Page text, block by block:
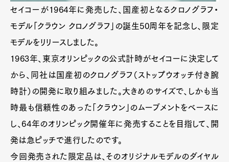
セイコーが1964年に発売した、国産初となるクロノグラフ・
モデル「クラウン クロノグラフ」の誕生50周年を記念し、限定
モデルをリリースしました。
1963年、東京オリンピックの公式計時がセイコーに決定して
から、同社は国産初のクロノグラフ（ストップウオッチ付き腕
時計）の開発に取り組みました。大きめのサイズで、しかも当
時最も信頼性のあった「クラウン」のムーブメントをベースに
し、64年のオリンピック開催年に発売することを目指して、開
発は急ピッチで進行したのです。
今回発売された限定品は、そのオリジナルモデルのダイヤル